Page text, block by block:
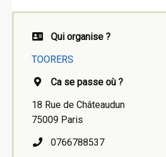
Qui organise ?
TOORERS
Ca se passe où ?
18 Rue de Châteaudun
75009 Paris
0766788537